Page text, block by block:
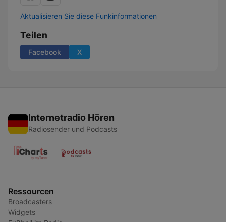
Aktualisieren Sie diese Funkinformationen
Teilen
Facebook X
Internetradio Hören
Radiosender und Podcasts
Ressourcen
Broadcasters
Widgets